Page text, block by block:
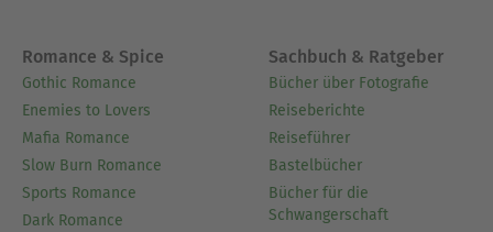
Romance & Spice
Gothic Romance
Enemies to Lovers
Mafia Romance
Slow Burn Romance
Sports Romance
Dark Romance
Sachbuch & Ratgeber
Bücher über Fotografie
Reiseberichte
Reiseführer
Bastelbücher
Bücher für die
Schwangerschaft